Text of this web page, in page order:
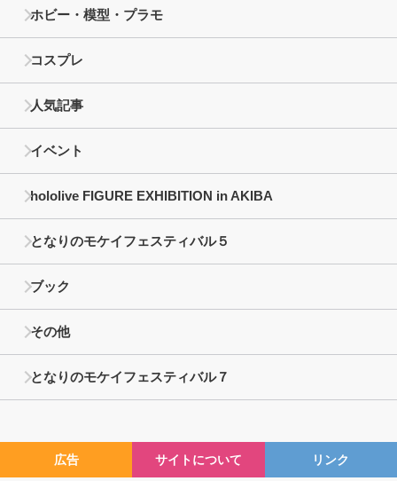
ホビー・模型・プラモ
コスプレ
人気記事
イベント
hololive FIGURE EXHIBITION in AKIBA
となりのモケイフェスティバル５
ブック
その他
となりのモケイフェスティバル７
広告 サイトについて リンク